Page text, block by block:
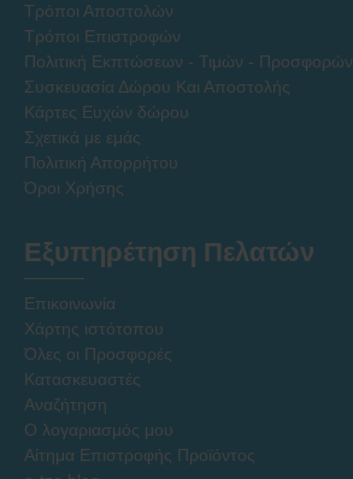
Τρόποι Αποστολών
Τρόποι Επιστροφών
Πολιτική Εκπτώσεων - Τιμών - Προσφορών
Συσκευασία Δώρου Και Αποστολής
Κάρτες Ευχών δώρου
Σχετικά με εμάς
Πολιτική Απορρήτου
Όροι Χρήσης
Εξυπηρέτηση Πελατών
Επικοινωνία
Χάρτης ιστότοπου
Όλες οι Προσφορές
Κατασκευαστές
Αναζήτηση
Ο λογαριασμός μου
Αίτημα Επιστροφής Προϊόντος